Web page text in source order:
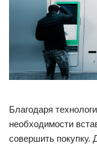
Благодаря
необходимости
совершить покупку.